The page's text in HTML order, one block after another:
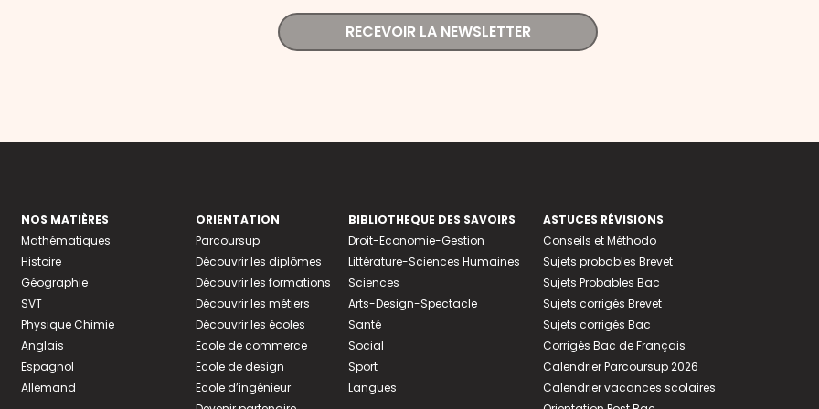
RECEVOIR LA NEWSLETTER
NOS MATIÈRES
Mathématiques
Histoire
Géographie
SVT
Physique Chimie
Anglais
Espagnol
Allemand
ORIENTATION
Parcoursup
Découvrir les diplômes
Découvrir les formations
Découvrir les métiers
Découvrir les écoles
Ecole de commerce
Ecole de design
Ecole d’ingénieur
BIBLIOTHEQUE DES SAVOIRS
Droit-Economie-Gestion
Littérature-Sciences Humaines
Sciences
Arts-Design-Spectacle
Santé
Social
Sport
Langues
ASTUCES RÉVISIONS
Conseils et Méthodo
Sujets probables Brevet
Sujets Probables Bac
Sujets corrigés Brevet
Sujets corrigés Bac
Corrigés Bac de Français
Calendrier Parcoursup 2026
Calendrier vacances scolaires